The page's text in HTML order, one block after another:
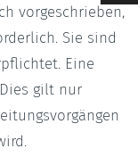
vorgeschrieben,
Sie sind
Eine
gilt nur